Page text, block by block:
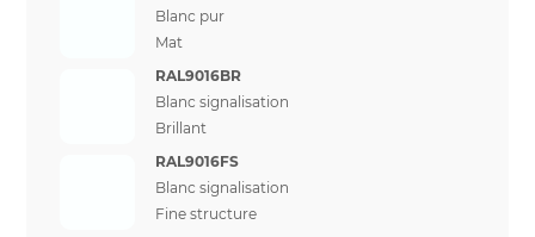
Blanc pur
Mat
RAL9016BR
Blanc signalisation
Brillant
RAL9016FS
Blanc signalisation
Fine structure